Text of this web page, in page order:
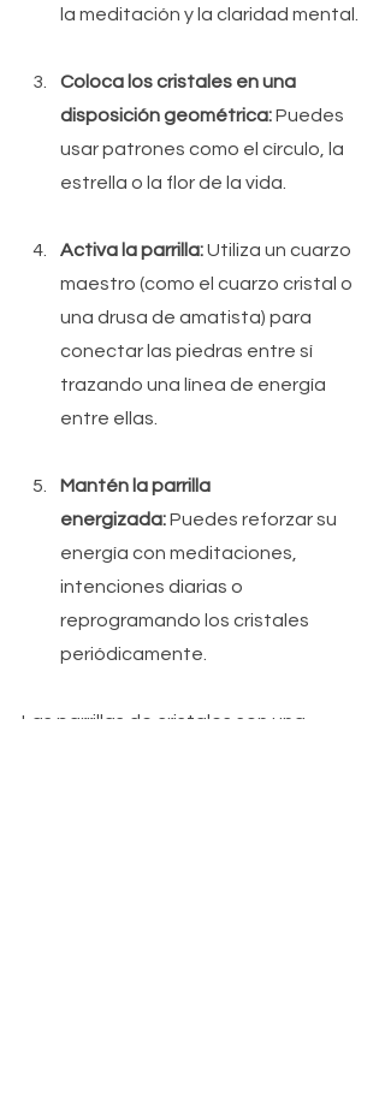
la meditación y la claridad mental.
Coloca los cristales en una
disposición geométrica: Puedes
usar patrones como el círculo, la
estrella o la flor de la vida.
Activa la parrilla: Utiliza un cuarzo
maestro (como el cuarzo cristal o
una drusa de amatista) para
conectar las piedras entre sí
trazando una línea de energía
entre ellas.
Mantén la parrilla
energizada: Puedes reforzar su
energía con meditaciones,
intenciones diarias o
reprogramando los cristales
periódicamente.
Las parrillas de cristales son una